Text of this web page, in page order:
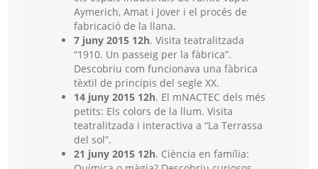
Aymerich, Amat i Jover i el procés de
fabricació de la llana.
7 juny 2015 12h. Visita teatralitzada
“1910. Un passeig per la fàbrica”.
Descobriu com funcionava una fàbrica
tèxtil de principis del segle XX.
14 juny 2015 12h. El mNACTEC dels més
petits: Els colors de la llum. Visita
teatralitzada i interactiva a “La Terrassa
del sol”.
21 juny 2015 12h. Ciència en família: